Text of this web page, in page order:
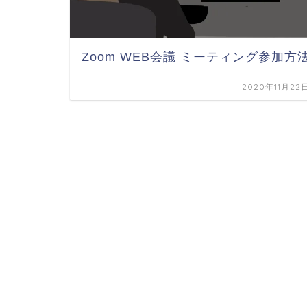
Zoom WEB会議 ミーティング参加方
2020年11月22